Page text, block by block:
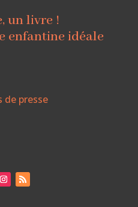
un livre !
enfantine idéale
de presse